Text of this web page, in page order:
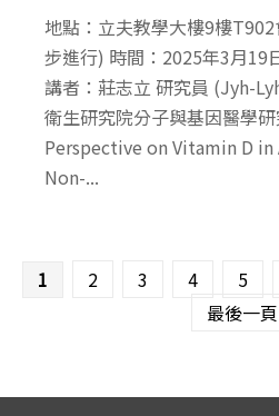
地點：立夫教學大樓9樓
步進行) 時間：2025年3月19
講者：莊志立 研究員 (Jyh-
衛生研究院分子與基因醫學
Perspective on Vitamin D in
Non-...
1 2 3 4 5
最後一